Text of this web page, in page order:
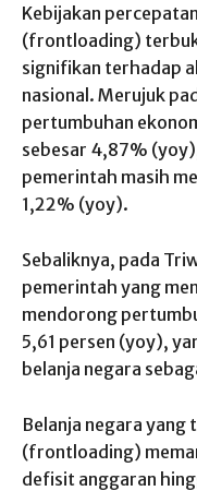
Kebijakan
(frontloading)
signifikan terhadap
nasional. Merujuk
pertumbuhan
sebesar 4,87%
pemerintah masih
1,22% (yoy).
Sebaliknya, pada
pemerintah yang
mendorong
5,61 persen (yoy),
belanja negara
Belanja negara
(frontloading)
defisit anggaran